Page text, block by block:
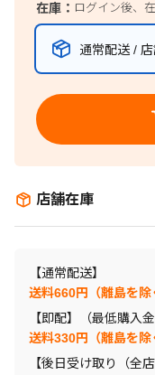
在庫： ログイン後、
通常配送 /
店舗在庫
【通常配送】
送料660円（離島を
【即配】（最低購入
送料330円（離島を
【後日受け取り（全店